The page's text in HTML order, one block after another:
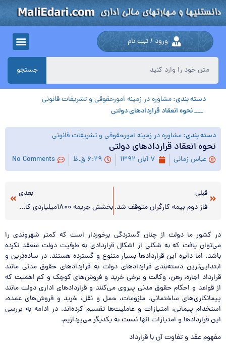
ورود / ثبت نام
جستجو
دسته بندی:مشاوره در زمینه امورحقوقی و تشریفات قانونی
___ نحوه انعقاد قراردادهای دولتی
دسته بندی:مشاوره در زمینه امورحقوقی و تشریفات قانونی
نحوه انعقاد قراردادهای دولتی
عباس زمانی ۷ آبان ۱۳۹۲ ۶:۲۹ ق.ظ No Comments
قبلی
فاز دوم بیمه کارگران متوقف شد.
بعدی
بخشش جریمه ۱۸۰۰میلیاردی کارفرمایان تا ۱۹دی
در کشور ما دولت از چنان گستردگی برخوردار است که کمتر شهروندی را
می‌توان یافت که به شکلی از اشکال قراردادی به طرفیت دولت منعقد نکرده
باشد. اما دایره این قراردادها بسیار متنوع و گسترده هستند. در ساده‌ترین و
ابتدایی‌ترین دسته‌بندی قراردادهای دولت به قراردادهای حقوق مدنی مانند
قرارداد اجاره، رهن، وکالت و برخی خرید و فروش‌های کوچک و کم اهمیت که
از قواعد و احکام حقوق مدنی پیروی می‌کنند و قراردادهای اداری دولت مانند
پیمانکاری‌های ساختمانی، ملزومات، حمل و نقل، خرید و فروش‌های عمده،
استخدام پیمانی، امتیازات و عاملیت‌ها تقسیم کرده‌اند. در ادامه به بررسی
این قراردادها و امتیازات آنها نسبت به یکدیگر می‌پردازیم.
مفهوم عقد و تفاوت آن با قرارداد